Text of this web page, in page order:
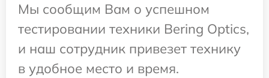
Мы сообщим Вам о успешном
тестировании техники Bering Optics,
и наш сотрудник привезет технику
в удобное место и время.